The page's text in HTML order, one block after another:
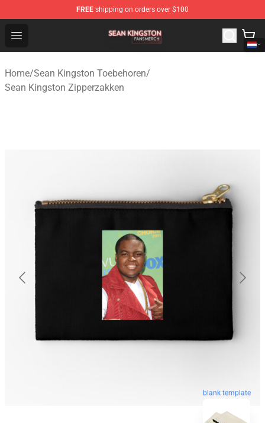
FREE shipping on orders over $100
Open menu
Sean Kingston Shop - Official Sean Kingston
Home/Sean Kingston Toebehoren/
Sean Kingston Zipperzakken
blank template